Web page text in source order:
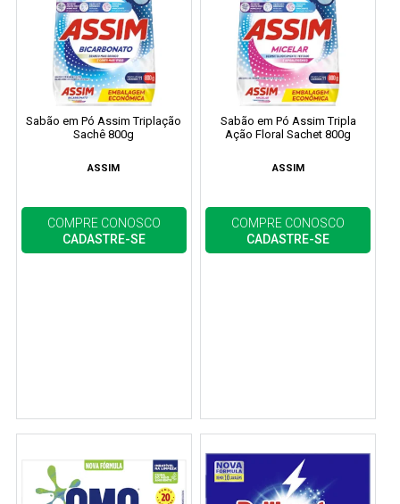
Sabão em Pó Assim Triplação
Sachê 800g
ASSIM
COMPRE CONOSCO
CADASTRE-SE
Sabão em Pó Assim Tripla
Ação Floral Sachet 800g
ASSIM
COMPRE CONOSCO
CADASTRE-SE